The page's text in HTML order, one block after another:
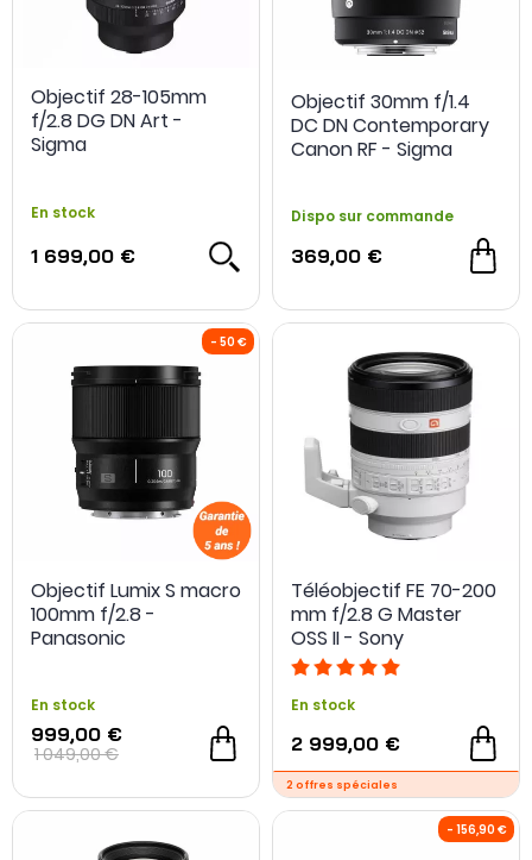
Objectif 28-105mm
f/2.8 DG DN Art -
Sigma
En stock
1 699,00 €
Objectif 30mm f/1.4
DC DN Contemporary
Canon RF - Sigma
Dispo sur commande
369,00 €
Objectif Lumix S macro
100mm f/2.8 -
Panasonic
En stock
999,00 €
1 049,00 €
Téléobjectif FE 70-200
mm f/2.8 G Master
OSS II - Sony
En stock
2 999,00 €